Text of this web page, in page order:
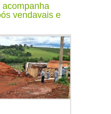
vendavais e